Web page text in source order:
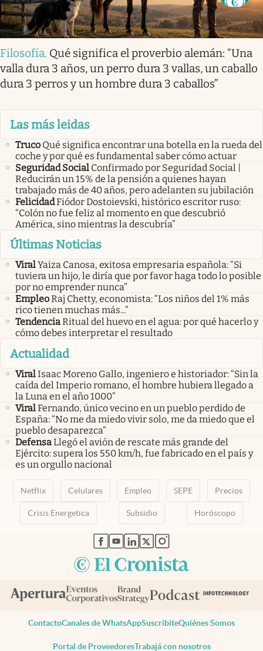
Filosofía. Qué significa el proverbio alemán: “Una
valla dura 3 años, un perro dura 3 vallas, un caballo
dura 3 perros y un hombre dura 3 caballos”
Las más leidas
Truco Qué significa encontrar una botella en la rueda del
coche y por qué es fundamental saber cómo actuar
Seguridad Social Confirmado por Seguridad Social |
Reducirán un 15% de la pensión a quienes hayan
trabajado más de 40 años, pero adelanten su jubilación
FelicidadFiódor Dostoievski, histórico escritor ruso:
“Colón no fue feliz al momento en que descubrió
América, sino mientras la descubría”
Últimas Noticias
ViralYaiza Canosa, exitosa empresaria española: “Si
tuviera un hijo, le diría que por favor haga todo lo posible
por no emprender nunca”
EmpleoRaj Chetty, economista: “Los niños del 1% más
rico tienen muchas más...”
TendenciaRitual del huevo en el agua: por qué hacerlo y
cómo debes interpretar el resultado
Actualidad
ViralIsaac Moreno Gallo, ingeniero e historiador: “Sin la
caída del Imperio romano, el hombre hubiera llegado a
la Luna en el año 1000”
ViralFernando, único vecino en un pueblo perdido de
España: “No me da miedo vivir solo, me da miedo que el
pueblo desaparezca”
DefensaLlegó el avión de rescate más grande del
Ejército: supera los 550 km/h, fue fabricado en el país y
es un orgullo nacional
Netflix Celulares Empleo SEPE Precios
Crisis Energetica Subsidio Horóscopo
abre en nueva pestaña
abre en nueva pestaña
abre en nueva pestaña
abre en nueva pestaña
abre en nueva pestaña
ContactoCanales de WhatsAppSuscribiteQuiénes Somos
Portal de ProveedoresTrabajá con nosotros